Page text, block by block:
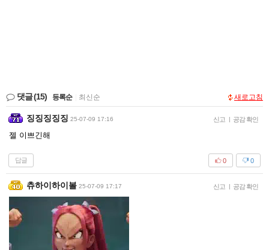
댓글(15) 등록순 최신순 새로고침
징징징징징 25-07-09 17:16 신고 공감 확인
젤 이쁘긴해
답글 0
0
츄하이하이볼 25-07-09 17:17 신고 공감 확인